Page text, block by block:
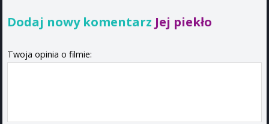
Dodaj nowy komentarz Jej piekło
Twoja opinia o filmie: